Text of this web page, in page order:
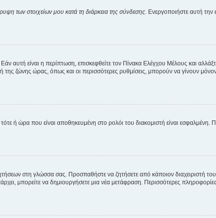
των στοιχείων μου κατά τη διάρκεια της σύνδεσης. Ενεργοποιήστε αυτή την
αυτή είναι η περίπτωση, επισκεφθείτε τον Πίνακα Ελέγχου Μέλους και
ζώνης ώρας, όπως και οι περισσότερες ρυθμίσεις, μπορούν να γίνουν
ή ώρα που είναι αποθηκευμένη στο ρολόι του διακομιστή είναι
στη γλώσσα σας. Προσπαθήστε να ζητήσετε από κάποιον διαχειριστή
μπορείτε να δημιουργήσετε μια νέα μετάφραση. Περισσότερες πληροφορίες